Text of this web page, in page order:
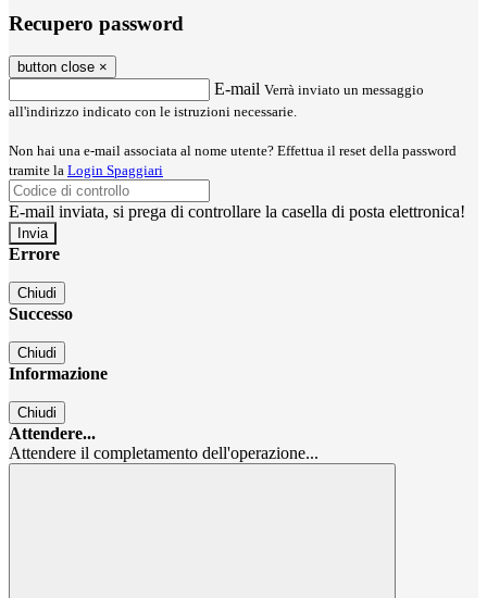
Recupero password
button close ×
E-mail Verrà inviato un messaggio
all'indirizzo indicato con le istruzioni necessarie.
Non hai una e-mail associata al nome utente? Effettua il reset della password
tramite la Login Spaggiari
E-mail inviata, si prega di controllare la casella di posta elettronica!
Errore
Chiudi
Successo
Chiudi
Informazione
Chiudi
Attendere...
Attendere il completamento dell'operazione...